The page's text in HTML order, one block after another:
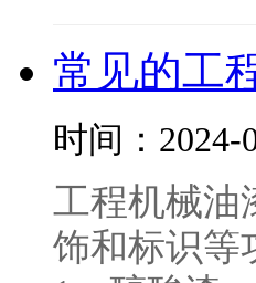
常见的工
时间：2024-
工程机械油
饰和标识等